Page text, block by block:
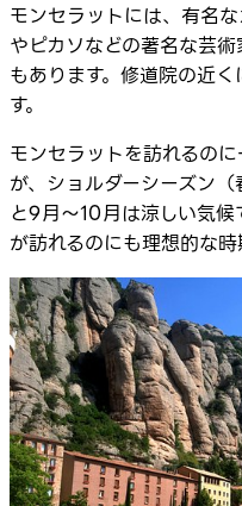
モンセラットには、有名
やピカソなどの著名な芸
もあります。修道院の近
す。
モンセラットを訪れるの
が、ショルダーシーズン
と9月～10月は涼しい気
が訪れるのにも理想的な時